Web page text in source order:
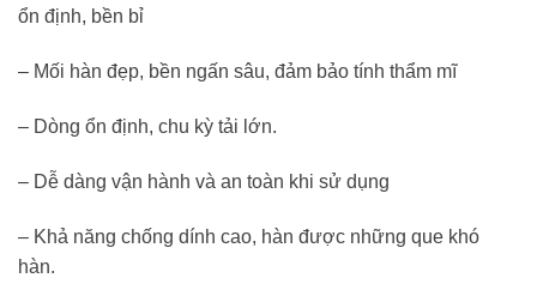
ổn định, bền bỉ
– Mối hàn đẹp, bền ngấn sâu, đảm bảo tính thẩm mĩ
– Dòng ổn định, chu kỳ tải lớn.
– Dễ dàng vận hành và an toàn khi sử dụng
– Khả năng chống dính cao, hàn được những que khó
hàn.